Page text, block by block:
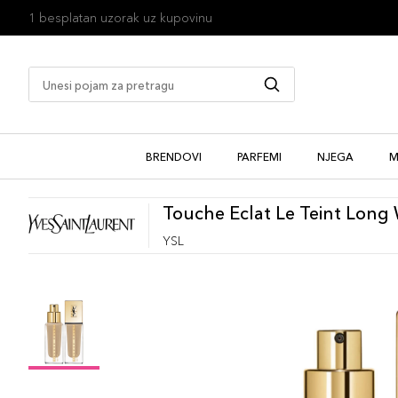
1 besplatan uzorak uz kupovinu
BRENDOVI PARFEMI NJEGA
Touche Eclat Le Teint
YSL